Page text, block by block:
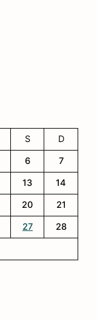
S
D
6
7
13
14
20
21
27
28